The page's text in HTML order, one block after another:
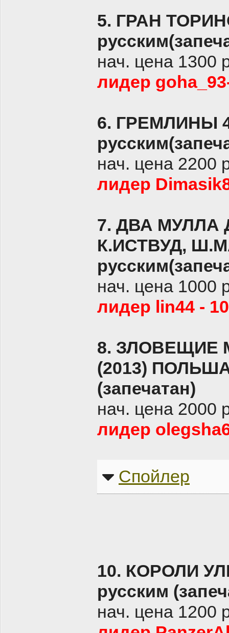
5. ГРАН
нач. цена 1300
лидер
6. ГРЕМЛИНЫ
нач. цена 2200
лидер
7. ДВА МУЛЛА
К.ИСТВУД,
нач. цена 1000
лидер lin44 -
8. ЗЛОВЕЩИЕ
(2013)
(запечатан)
нач. цена 2000
лидер
Спойлер
10. КОРОЛИ
русским
нач. цена 1200